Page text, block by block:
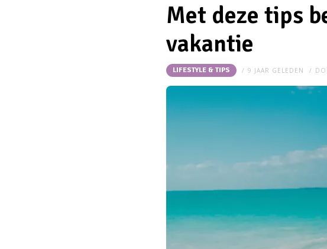
Met deze tips
vakantie
LIFESTYLE & TIPS 9 JAAR GELEDEN